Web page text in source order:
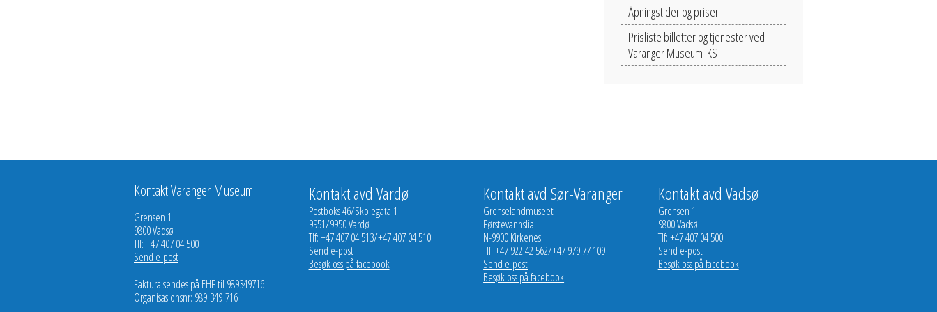
Åpningstider og priser
Prisliste billetter og tjenester ved
Varanger Museum IKS
Kontakt Varanger Museum
Grensen 1
9800 Vadsø
Tlf: +47 407 04 500
Send e-post
Faktura sendes på EHF til 989349716
Organisasjonsnr: 989 349 716
Kontakt avd Vardø
Postboks 46/Skolegata 1
9951/9950 Vardø
Tlf: +47 407 04 513/+47 407 04 510
Send e-post
Besøk oss på facebook
Kontakt avd Sør-Varanger
Grenselandmuseet
Førstevannslia
N-9900 Kirkenes
Tlf: +47 922 42 562/+47 979 77 109
Send e-post
Besøk oss på facebook
Kontakt avd Vadsø
Grensen 1
9800 Vadsø
Tlf: +47 407 04 500
Send e-post
Besøk oss på facebook